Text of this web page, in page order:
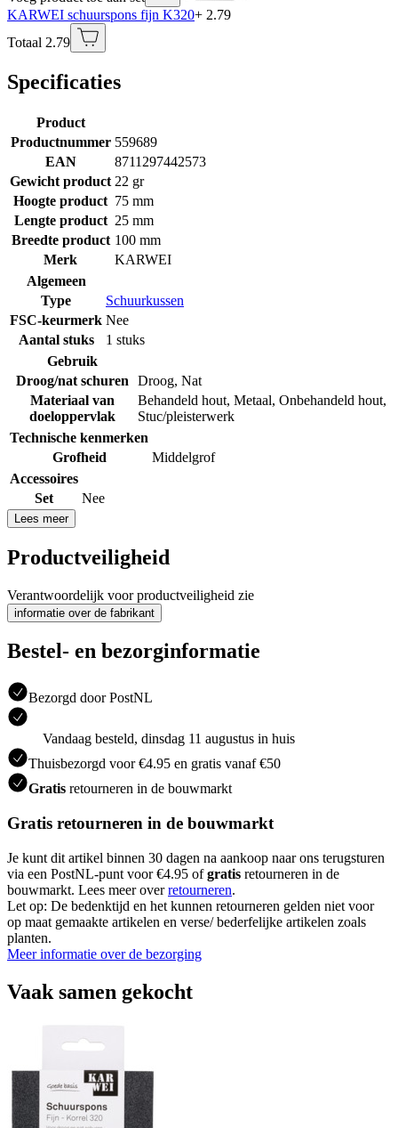
KARWEI schuurspons fijn K320+ 2.79
Totaal 2.79
Specificaties
Product
Productnummer 559689
EAN
8711297442573
Gewicht product 22 gr
Hoogte product 75 mm
Lengte product 25 mm
Breedte product 100 mm
Merk
KARWEI
Algemeen
Type
Schuurkussen
FSC-keurmerk Nee
Aantal stuks
1 stuks
Gebruik
Droog/nat schuren
Droog, Nat
Materiaal van
doeloppervlak
Behandeld hout, Metaal, Onbehandeld hout,
Stuc/pleisterwerk
Technische kenmerken
Grofheid
Middelgrof
Accessoires
Set
Nee
Lees meer
Productveiligheid
Verantwoordelijk voor productveiligheid zie
informatie over de fabrikant
Bestel- en bezorginformatie
Bezorgd door PostNL
Vandaag besteld, dinsdag 11 augustus in huis
Thuisbezorgd voor €4.95 en gratis vanaf €50
Gratis retourneren in de bouwmarkt
Gratis retourneren in de bouwmarkt
Je kunt dit artikel binnen 30 dagen na aankoop naar ons terugsturen
via een PostNL-punt voor €4.95 ofgratis retourneren in de
bouwmarkt. Lees meer overretourneren.
Let op: De bedenktijd en het kunnen retourneren gelden niet voor
op maat gemaakte artikelen en verse/ bederfelijke artikelen zoals
planten.
Meer informatie over de bezorging
Vaak samen gekocht